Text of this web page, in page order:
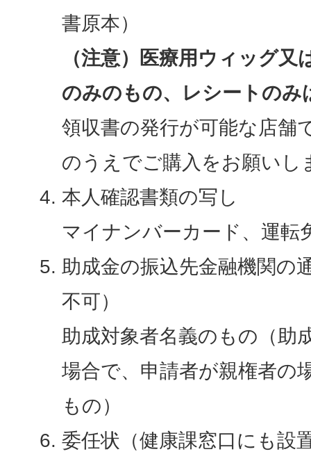
書原本）
（注意）医療用ウィッグ又
のみのもの、レシートのみ
領収書の発行が可能な店舗
のうえでご購入をお願いし
本人確認書類の写し
マイナンバーカード、運転
助成金の振込先金融機関の
不可）
助成対象者名義のもの（助
場合で、申請者が親権者の
もの）
委任状（健康課窓口にも設